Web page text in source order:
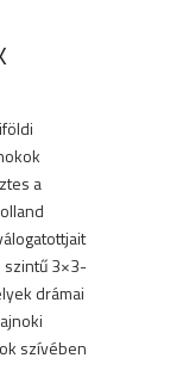
a
szintű 3×3-
drámai
szívében